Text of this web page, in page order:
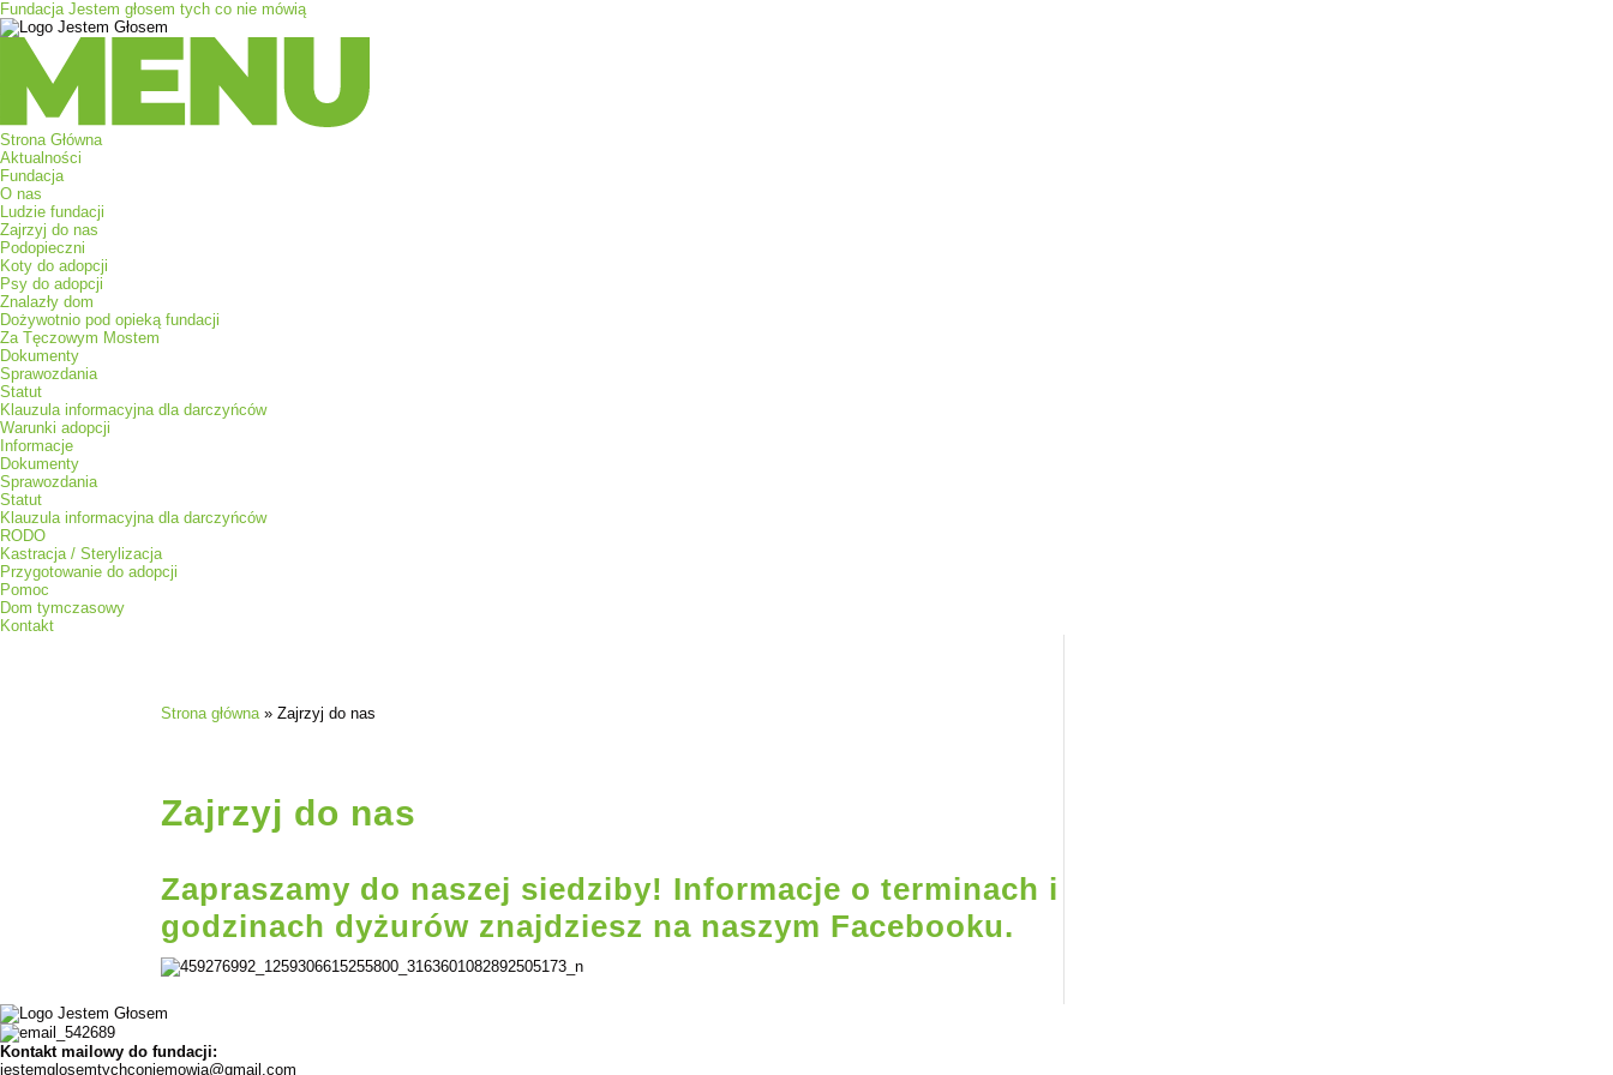
Fundacja Jestem głosem tych co nie mówią
Menu
Strona Główna
Aktualności
Fundacja
O nas
Ludzie fundacji
Zajrzyj do nas
Podopieczni
Koty do adopcji
Psy do adopcji
Znalazły dom
Dożywotnio pod opieką fundacji
Za Tęczowym Mostem
Dokumenty
Sprawozdania
Statut
Klauzula informacyjna dla darczyńców
Warunki adopcji
Informacje
Dokumenty
Sprawozdania
Statut
Klauzula informacyjna dla darczyńców
RODO
Kastracja / Sterylizacja
Przygotowanie do adopcji
Pomoc
Dom tymczasowy
Kontakt
Strona główna »Zajrzyj do nas
Zajrzyj do nas
Zapraszamy do naszej siedziby! Informacje o terminach i
godzinach dyżurów znajdziesz na naszym Facebooku.
Kontakt mailowy do fundacji:
jestemglosemtychconiemowia@gmail.com